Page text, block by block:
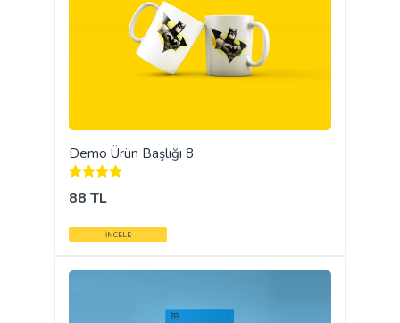
Demo Ürün Başlığı 8
88 TL
İNCELE